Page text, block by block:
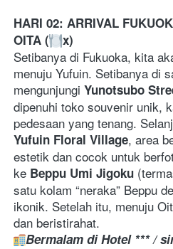
HARI 02: ARRIVAL
OITA (
x)
Setibanya di Fukuoka, kita
menuju Yufuin. Setibanya di
mengunjungi Yunotsubo
dipenuhi toko souvenir unik,
Yufuin Floral Village, area
estetik dan cocok untuk
ke Beppu Umi Jigoku
satu kolam “neraka” Beppu
ikonik. Setelah itu, menuju
dan beristirahat.
Bermalam di Hotel *** /